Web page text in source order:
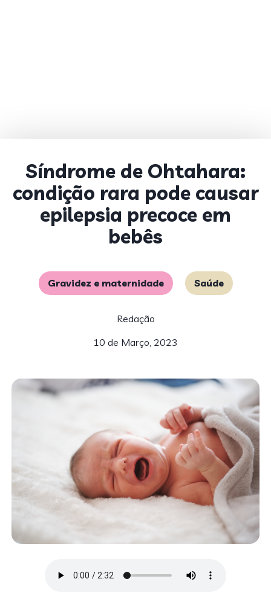
Síndrome de Ohtahara:
condição rara pode causar
epilepsia precoce em
bebês
Gravidez e maternidade Saúde
Redação
10 de Março, 2023